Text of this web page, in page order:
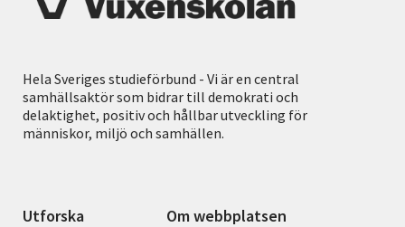
Hela Sveriges studieförbund - Vi är en central
samhällsaktör som bidrar till demokrati och
delaktighet, positiv och hållbar utveckling för
människor, miljö och samhällen.
Utforska Om webbplatsen